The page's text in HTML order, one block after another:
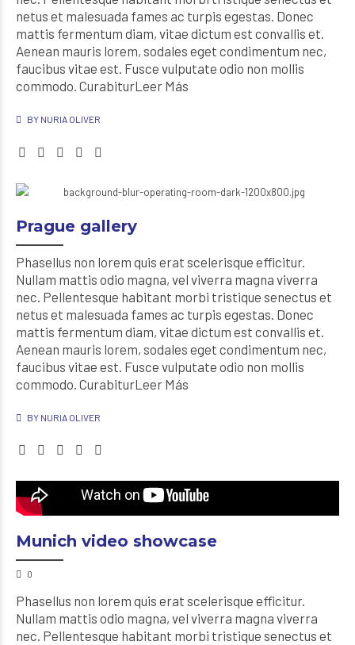
netus et malesuada fames ac turpis egestas. Donec
mattis fermentum diam, vitae dictum est convallis et.
Aenean mauris lorem, sodales eget condimentum nec,
faucibus vitae est. Fusce vulputate odio non mollis
commodo. CurabiturLeer Más
BY NURIA OLIVER
Prague gallery
Phasellus non lorem quis erat scelerisque efficitur.
Nullam mattis odio magna, vel viverra magna viverra
nec. Pellentesque habitant morbi tristique senectus et
netus et malesuada fames ac turpis egestas. Donec
mattis fermentum diam, vitae dictum est convallis et.
Aenean mauris lorem, sodales eget condimentum nec,
faucibus vitae est. Fusce vulputate odio non mollis
commodo. CurabiturLeer Más
BY NURIA OLIVER
Munich video showcase
0
Phasellus non lorem quis erat scelerisque efficitur.
Nullam mattis odio magna, vel viverra magna viverra
nec. Pellentesque habitant morbi tristique senectus et